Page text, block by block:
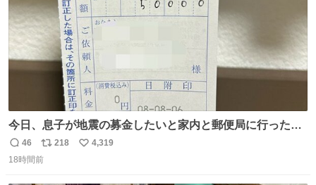
今日、息子が地震の募金したいと家内と郵便局に行ったみ
たいです。おもちゃとか買う選択肢もあったと思うけど、
自分で貯めてた2万円を役に立てて欲しい、みんなも元気
返
信
46
リ
ポ
218
い
4,319
18時間前